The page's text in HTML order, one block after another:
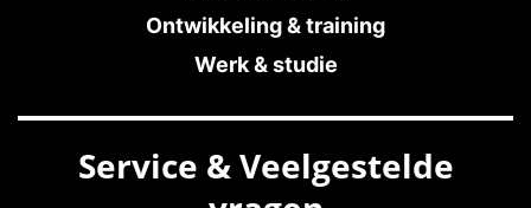
Ontwikkeling & training
Werk & studie
Service & Veelgestelde